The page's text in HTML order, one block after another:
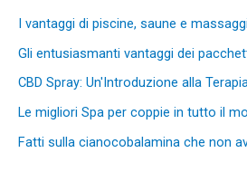
I vantaggi di piscine, saune e
Gli entusiasmanti vantaggi dei
CBD Spray: Un'Introduzione alla
Le migliori Spa per coppie in tutto il
Fatti sulla cianocobalamina che non